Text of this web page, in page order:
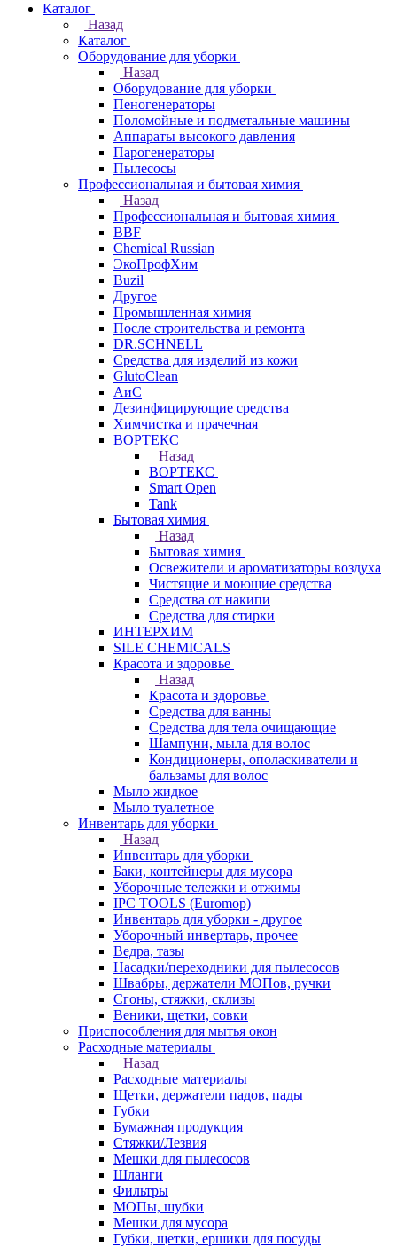
Каталог
Назад
Каталог
Оборудование для уборки
Назад
Оборудование для уборки
Пеногенераторы
Поломойные и подметальные машины
Аппараты высокого давления
Парогенераторы
Пылесосы
Профессиональная и бытовая химия
Назад
Профессиональная и бытовая химия
BBF
Chemical Russian
ЭкоПрофХим
Buzil
Другое
Промышленная химия
После строительства и ремонта
DR.SCHNELL
Средства для изделий из кожи
GlutoClean
АиС
Дезинфицирующие средства
Химчистка и прачечная
ВОРТЕКС
Назад
ВОРТЕКС
Smart Open
Tank
Бытовая химия
Назад
Бытовая химия
Освежители и ароматизаторы воздуха
Чистящие и моющие средства
Средства от накипи
Средства для стирки
ИНТЕРХИМ
SILE CHEMICALS
Красота и здоровье
Назад
Красота и здоровье
Средства для ванны
Средства для тела очищающие
Шампуни, мыла для волос
Кондиционеры, ополаскиватели и
бальзамы для волос
Мыло жидкое
Мыло туалетное
Инвентарь для уборки
Назад
Инвентарь для уборки
Баки, контейнеры для мусора
Уборочные тележки и отжимы
IPC TOOLS (Euromop)
Инвентарь для уборки - другое
Уборочный инвертарь, прочее
Ведра, тазы
Насадки/переходники для пылесосов
Швабры, держатели МОПов, ручки
Сгоны, стяжки, склизы
Веники, щетки, совки
Приспособления для мытья окон
Расходные материалы
Назад
Расходные материалы
Щетки, держатели падов, пады
Губки
Бумажная продукция
Стяжки/Лезвия
Мешки для пылесосов
Шланги
Фильтры
МОПы, шубки
Мешки для мусора
Губки, щетки, ершики для посуды